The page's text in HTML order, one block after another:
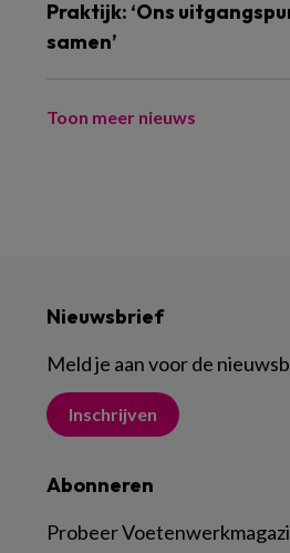
Praktijk: ‘Ons
samen’
Toon meer nieuws
Nieuwsbrief
Meld je aan voor de
Inschrijven
Abonneren
Probeer